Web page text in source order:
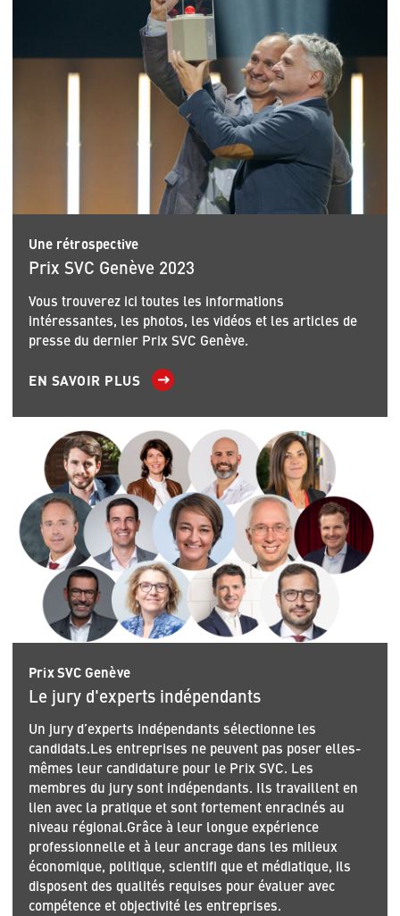
Une rétrospective
Prix SVC Genève 2023
Vous trouverez ici toutes les informations
intéressantes, les photos, les vidéos et les articles de
presse du dernier Prix SVC Genève.
EN SAVOIR PLUS
Prix SVC Genève
Le jury d'experts indépendants
Un jury d’experts indépendants sélectionne les
candidats.Les entreprises ne peuvent pas poser elles-
mêmes leur candidature pour le Prix SVC. Les
membres du jury sont indépendants. Ils travaillent en
lien avec la pratique et sont fortement enracinés au
niveau régional.Grâce à leur longue expérience
professionnelle et à leur ancrage dans les milieux
économique, politique, scientifi que et médiatique, ils
disposent des qualités requises pour évaluer avec
compétence et objectivité les entreprises.